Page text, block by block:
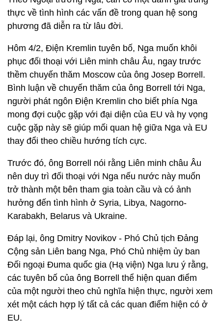
thực về tình hình các vấn đề trong quan hệ song
phương đã diễn ra từ lâu đời.
Hôm 4/2, Điện Kremlin tuyên bố, Nga muốn khôi
phục đối thoại với Liên minh châu Âu, ngay trước
thềm chuyến thăm Moscow của ông Josep Borrell.
Bình luận về chuyến thăm của ông Borrell tới Nga,
người phát ngôn Điện Kremlin cho biết phía Nga
mong đợi cuộc gặp với đại diện của EU và hy vọng
cuộc gặp này sẽ giúp mối quan hệ giữa Nga và EU
thay đổi theo chiều hướng tích cực.
Trước đó, ông Borrell nói rằng Liên minh châu Âu
nên duy trì đối thoại với Nga nếu nước này muốn
trở thành một bên tham gia toàn cầu và có ảnh
hưởng đến tình hình ở Syria, Libya, Nagorno-
Karabakh, Belarus và Ukraine.
Đáp lại, ông Dmitry Novikov - Phó Chủ tịch Đảng
Cộng sản Liên bang Nga, Phó Chủ nhiệm ủy ban
Đối ngoại Đuma quốc gia (Hạ viện) Nga lưu ý rằng,
các tuyên bố của ông Borrell thể hiện quan điểm
của một người theo chủ nghĩa hiện thực, người xem
xét một cách hợp lý tất cả các quan điểm hiện có ở
EU.